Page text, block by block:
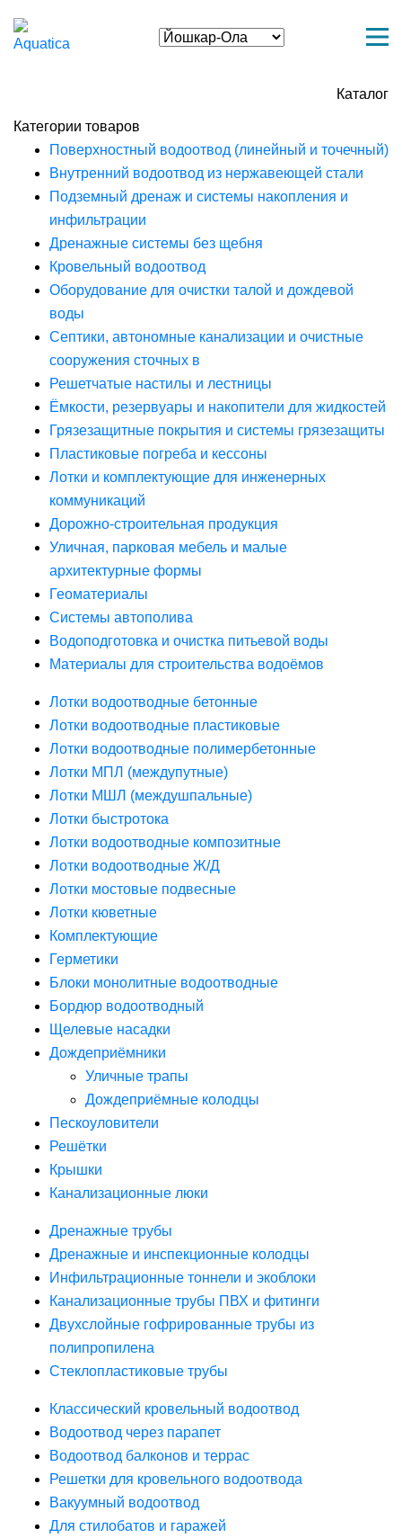
Каталог
Категории товаров
Поверхностный водоотвод (линейный и точечный)
Внутренний водоотвод из нержавеющей стали
Подземный дренаж и системы накопления и
инфильтрации
Дренажные системы без щебня
Кровельный водоотвод
Оборудование для очистки талой и дождевой
воды
Септики, автономные канализации и очистные
сооружения сточных в
Решетчатые настилы и лестницы
Ёмкости, резервуары и накопители для жидкостей
Грязезащитные покрытия и системы грязезащиты
Пластиковые погреба и кессоны
Лотки и комплектующие для инженерных
коммуникаций
Дорожно-строительная продукция
Уличная, парковая мебель и малые
архитектурные формы
Геоматериалы
Системы автополива
Водоподготовка и очистка питьевой воды
Материалы для строительства водоёмов
Лотки водоотводные бетонные
Лотки водоотводные пластиковые
Лотки водоотводные полимербетонные
Лотки МПЛ (междупутные)
Лотки МШЛ (междушпальные)
Лотки быстротока
Лотки водоотводные композитные
Лотки водоотводные Ж/Д
Лотки мостовые подвесные
Лотки кюветные
Комплектующие
Герметики
Блоки монолитные водоотводные
Бордюр водоотводный
Щелевые насадки
Дождеприёмники
Уличные трапы
Дождеприёмные колодцы
Пескоуловители
Решётки
Крышки
Канализационные люки
Дренажные трубы
Дренажные и инспекционные колодцы
Инфильтрационные тоннели и экоблоки
Канализационные трубы ПВХ и фитинги
Двухслойные гофрированные трубы из
полипропилена
Стеклопластиковые трубы
Классический кровельный водоотвод
Водоотвод через парапет
Водоотвод балконов и террас
Решетки для кровельного водоотвода
Вакуумный водоотвод
Для стилобатов и гаражей